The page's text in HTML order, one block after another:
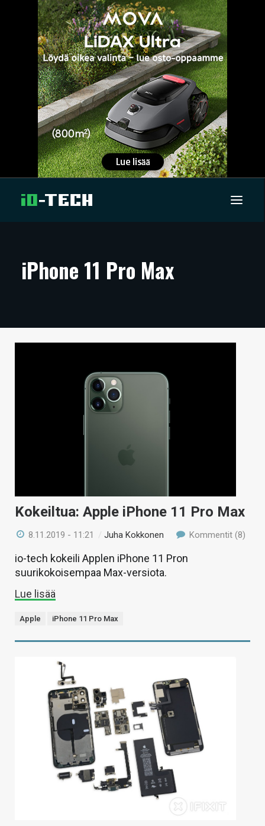
ARTIKKELIT
TECHBBS
iPhone 11 Pro Max
Kokeiltua: Apple iPhone 11 Pro Max
8.11.2019 - 11:21 /Juha Kokkonen Kommentit (8)
io-tech kokeili Applen iPhone 11 Pron
suurikokoisempaa Max-versiota.
Lue lisää
Apple iPhone 11 Pro Max